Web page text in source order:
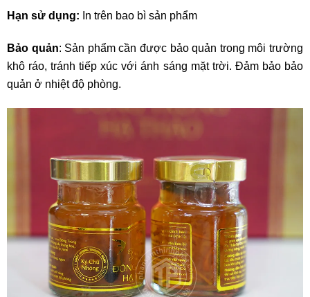
Hạn sử dụng: In trên bao bì sản phẩm
Bảo quản: Sản phẩm cần được bảo quản trong môi trường
khô ráo, tránh tiếp xúc với ánh sáng mặt trời. Đảm bảo bảo
quản ở nhiệt độ phòng.